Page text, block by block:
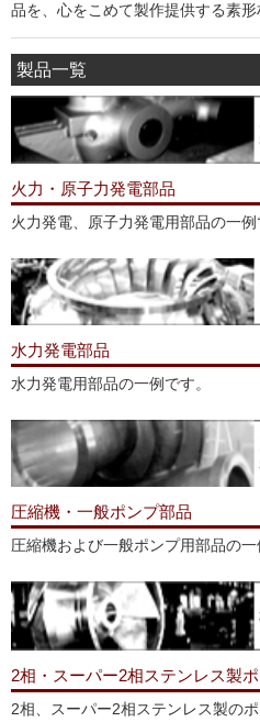
品を、心をこめて製作提供する素形
製品一覧
火力・原子力発電部品
火力発電、原子力発電用部品の一例
水力発電部品
水力発電用部品の一例です。
圧縮機・一般ポンプ部品
圧縮機および一般ポンプ用部品の一
2相・スーパー2相ステンレス製
2相、スーパー2相ステンレス製の